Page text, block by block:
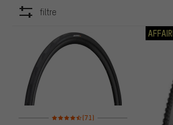
filtre
Note moyenne : 4,5 sur 5 d'après 71 avis
(71)